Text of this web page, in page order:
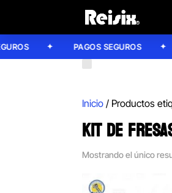
PAGOS SEGUROS
Inicio / Productos
KIT DE
Mostrando el único